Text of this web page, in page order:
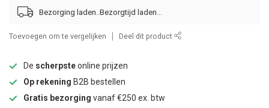
Bezorging laden..
Toevoegen om te vergelijken Deel dit product
De scherpsteonline prijzen
Op rekening B2B bestellen
Gratis bezorging vanaf €250 ex. btw